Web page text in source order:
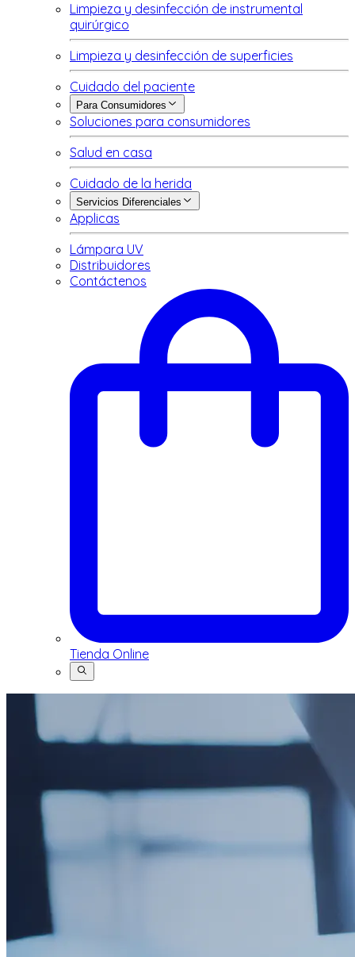
Limpieza y desinfección de instrumental
quirúrgico
Limpieza y desinfección de superficies
Cuidado del paciente
Para Consumidores
Soluciones para consumidores
Salud en casa
Cuidado de la herida
Servicios Diferenciales
Applicas
Lámpara UV
Distribuidores
Contáctenos
Tienda Online
Buscar